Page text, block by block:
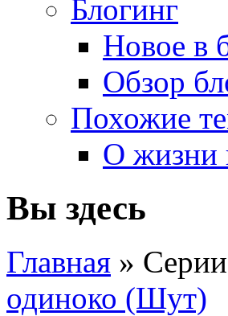
Блогинг
Новое в
Обзор
Похожие
О жизни
Вы здесь
Главная »
одиноко (Шут)